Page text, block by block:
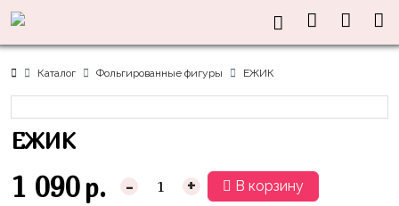
Каталог Фольгированные фигуры ЕЖИК
ЕЖИК
1 090 р. - + В корзину
консультация?
Акции
Каталог
Латексные
шары
без
рисунка
Праздники
8
марта
23
февраля,
Тематики
Оранжевая
Корова
Маша
и
Информация
О нас
Доставка
и оплата
Скидки